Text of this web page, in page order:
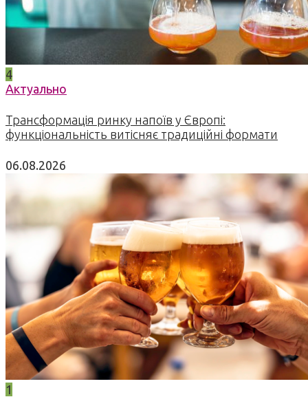
4
Актуально
Трансформація ринку напоїв у Європі:
функціональність витісняє традиційні формати
06.08.2026
1